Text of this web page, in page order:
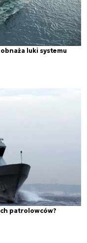
luki systemu
patrolowców?